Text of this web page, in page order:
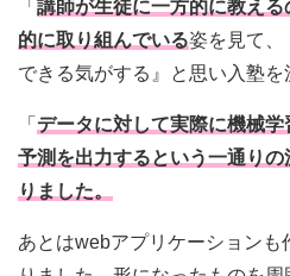
「 講師が生徒に一方的に教え
的に取り組んでいる姿を見て、
できる気がする』と思い入塾を
「 データに対して実際に機械
予測を出力するという一通り
りました。
あとはwebアプリケーションも